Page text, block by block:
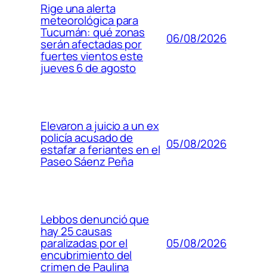
Rige una alerta
meteorológica para
Tucumán: qué zonas
serán afectadas por
fuertes vientos este
jueves 6 de agosto
06/08/2026
Elevaron a juicio a un ex
policía acusado de
estafar a feriantes en el
Paseo Sáenz Peña
05/08/2026
Lebbos denunció que
hay 25 causas
paralizadas por el
encubrimiento del
crimen de Paulina
05/08/2026